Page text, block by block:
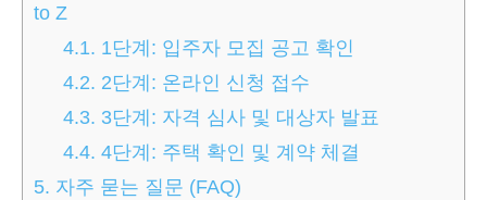
to Z
4.1. 1단계: 입주자 모집 공고 확인
4.2. 2단계: 온라인 신청 접수
4.3. 3단계: 자격 심사 및 대상자 발표
4.4. 4단계: 주택 확인 및 계약 체결
5. 자주 묻는 질문 (FAQ)